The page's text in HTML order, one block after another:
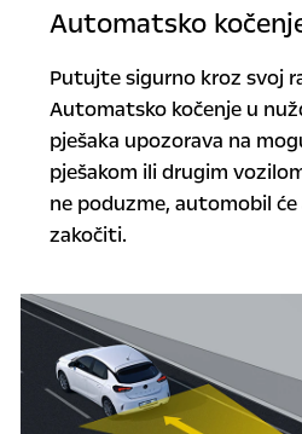
Automatsko
Putujte sigurno kroz svoj
Automatsko kočenje u
pješaka upozorava na
pješakom ili drugim
ne poduzme, automobil
zakočiti.